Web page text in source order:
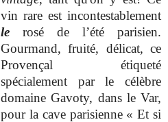
vin rare est incontestablement
le
rosé de l’été parisien.
Gourmand, fruité, délicat, ce
Provençal étiqueté
spécialement par le célèbre
domaine Gavoty, dans le Var,
pour la cave parisienne « Et si